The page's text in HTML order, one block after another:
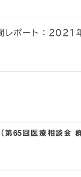
レポート：2021
第65回医療相談会